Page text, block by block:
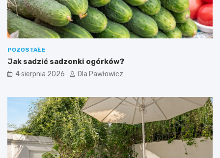
POZOSTAŁE
Jak sadzić sadzonki ogórków?
4 sierpnia 2026 Ola Pawłowicz